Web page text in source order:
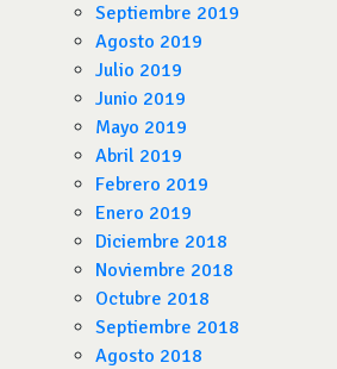
Septiembre 2019
Agosto 2019
Julio 2019
Junio 2019
Mayo 2019
Abril 2019
Febrero 2019
Enero 2019
Diciembre 2018
Noviembre 2018
Octubre 2018
Septiembre 2018
Agosto 2018